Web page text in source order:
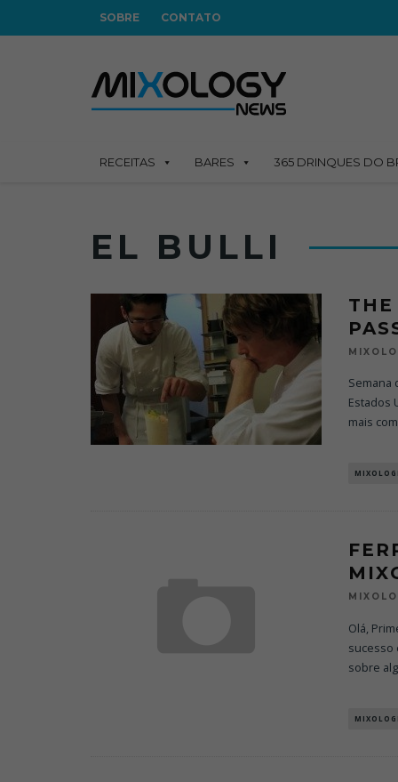
SOBRE CONTATO
RECEITAS BARES 365 DRINQUES DO
EL BULLI
Semana
Estados
mais
Olá,
sucesso
sobre